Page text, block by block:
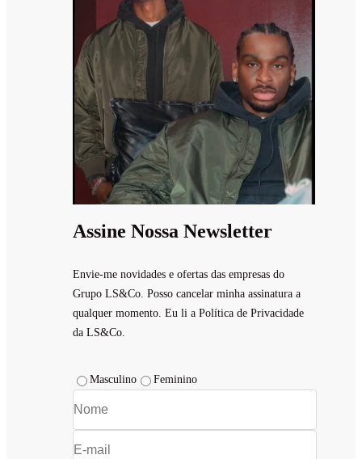
Assine Nossa Newsletter
Envie-me novidades e ofertas das empresas do
Grupo LS&Co. Posso cancelar minha assinatura a
qualquer momento. Eu li a Política de Privacidade
da LS&Co.
Masculino Feminino